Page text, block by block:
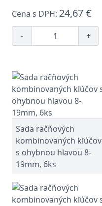
Cena s DPH: 24,67 €
- +
Sada račňových
kombinovaných kľúčov
s ohybnou hlavou 8-
19mm, 6ks